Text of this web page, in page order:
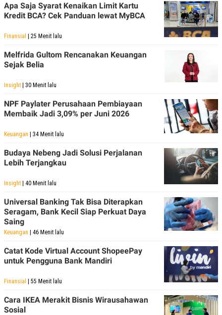
Apa Saja Syarat Kenaikan Limit Kartu
Kredit BCA? Cek Panduan lewat MyBCA
Finansial | 25 Menit lalu
Melfrida Gultom Rencanakan Keuangan
Sejak Belia
Insight | 30 Menit lalu
NPF Paylater Perusahaan Pembiayaan
Membaik Jadi 3,09% per Juni 2026
Keuangan | 34 Menit lalu
Budaya Nebeng Jadi Solusi Perjalanan
Lebih Terjangkau
Insight | 40 Menit lalu
Universal Banking Tak Bisa Diterapkan
Seragam, Bank Kecil Siap Perkuat Daya
Saing
Keuangan | 46 Menit lalu
Catat Kode Virtual Account ShopeePay
untuk Pengguna Bank Mandiri
Finansial | 55 Menit lalu
Cara IKEA Merakit Bisnis Wirausahawan
Sosial